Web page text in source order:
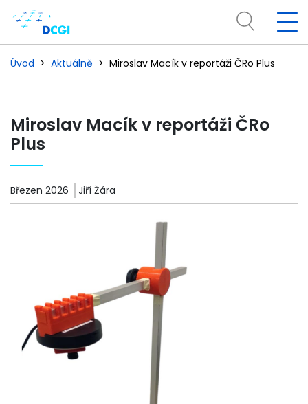
Úvod Aktuálně Miroslav Macík v reportáži ČRo Plus
Miroslav Macík v reportáži ČRo
Plus
Březen 2026 Jiří Žára